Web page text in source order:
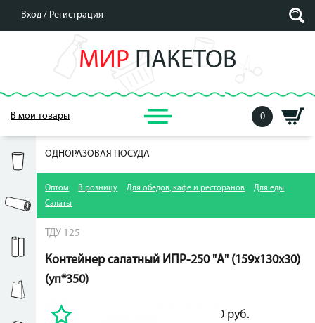
Вход / Регистрация
МИР ПАКЕТОВ
В мои товары 0
ОДНОРАЗОВАЯ ПОСУДА
Оптом В розницу Для обедов, кафе и ресторанов
Для еды
Салаты
ТДУ 125
Контейнер салатный ИПР-250 "А" (159х130х30)
(уп*350)
3.50 руб.